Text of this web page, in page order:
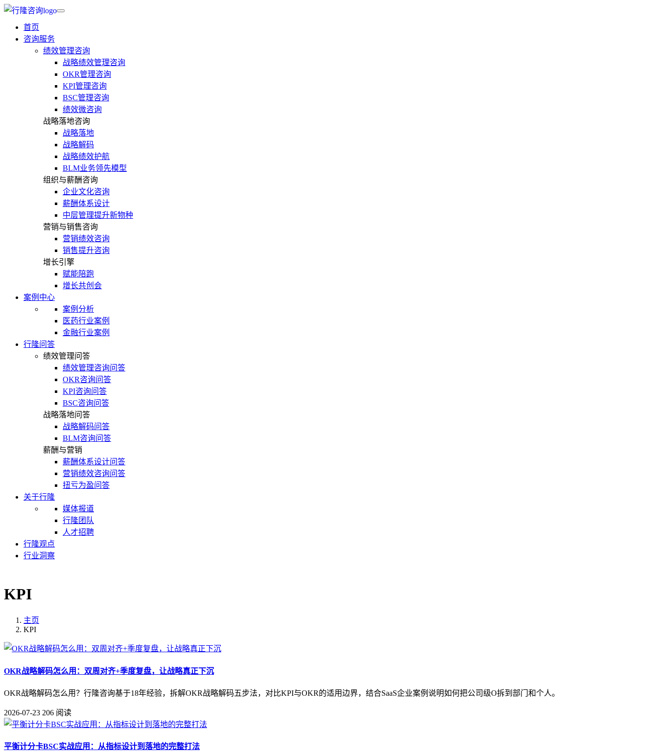
首页
咨询服务
绩效管理咨询
战略绩效管理咨询
OKR管理咨询
KPI管理咨询
BSC管理咨询
绩效微咨询
战略落地咨询
战略落地
战略解码
战略绩效护航
BLM业务领先模型
组织与薪酬咨询
企业文化咨询
薪酬体系设计
中层管理提升新物种
营销与销售咨询
营销绩效咨询
销售提升咨询
增长引擎
赋能陪跑
增长共创会
案例中心
案例分析
医药行业案例
金融行业案例
行隆问答
绩效管理问答
绩效管理咨询问答
OKR咨询问答
KPI咨询问答
BSC咨询问答
战略落地问答
战略解码问答
BLM咨询问答
薪酬与营销
薪酬体系设计问答
营销绩效咨询问答
扭亏为盈问答
关于行隆
媒体报道
行隆团队
人才招聘
行隆观点
行业洞察
KPI
主页
KPI
OKR战略解码怎么用：双周对齐+季度复盘，让战略真正下沉
OKR战略解码怎么用？行隆咨询基于18年经验，拆解OKR战略解码五步法，对比KPI与OKR的适用边界，结合SaaS企业案例说明如何把公司级O拆到部门和个人。
2026-07-23 206 阅读
平衡计分卡BSC实战应用：从指标设计到落地的完整打法